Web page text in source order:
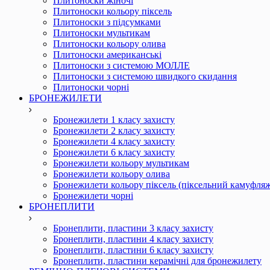
Плитоноски кольору піксель
Плитоноски з підсумками
Плитоноски мультикам
Плитоноски кольору олива
Плитоноски американські
Плитоноски з системою МОЛЛЕ
Плитоноски з системою швидкого скидання
Плитоноски чорні
БРОНЕЖИЛЕТИ
Бронежилети 1 класу захисту
Бронежилети 2 класу захисту
Бронежилети 4 класу захисту
Бронежилети 6 класу захисту
Бронежилети кольору мультикам
Бронежилети кольору олива
Бронежилети кольору піксель (піксельний
Бронежилети чорні
БРОНЕПЛИТИ
Бронеплити, пластини 3 класу захисту
Бронеплити, пластини 4 класу захисту
Бронеплити, пластини 6 класу захисту
Бронеплити, пластини керамічні для бронежилету